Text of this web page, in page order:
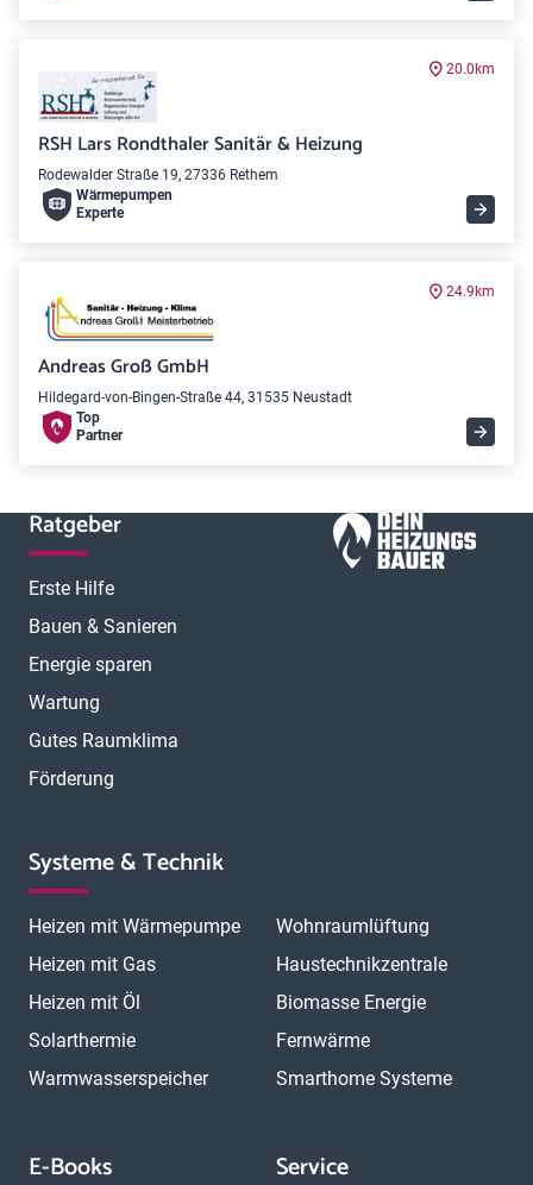
20.0km
RSH Lars Rondthaler Sanitär & Heizung
Rodewalder Straße 19, 27336 Rethem
Wärme­pumpen
Experte
24.9km
Andreas Groß GmbH
Hildegard-von-Bingen-Straße 44, 31535 Neustadt
Top
Partner
Ratgeber
Erste Hilfe
Bauen & Sanieren
Energie sparen
Wartung
Gutes Raumklima
Förderung
Systeme & Technik
Heizen mit Wärmepumpe
Heizen mit Gas
Heizen mit Öl
Solarthermie
Warmwasserspeicher
Wohnraumlüftung
Haustechnikzentrale
Biomasse Energie
Fernwärme
Smarthome Systeme
E-Books Service